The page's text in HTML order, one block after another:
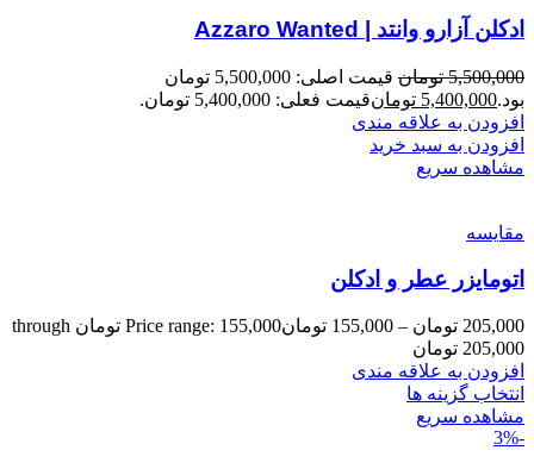
ادکلن آزارو وانتد | Azzaro Wanted
5,500,000 تومان
قیمت اصلی: 5,500,000 تومان
بود.5,400,000 تومانقیمت فعلی: 5,400,000 تومان.
افزودن به علاقه مندی
افزودن به سبد خرید
مشاهده سریع
مقایسه
اتومایزر عطر و ادکلن
205,000 تومان –
155,000 تومان
Price range: 155,000 تومان through
205,000 تومان
افزودن به علاقه مندی
انتخاب گزینه ها
مشاهده سریع
-3%